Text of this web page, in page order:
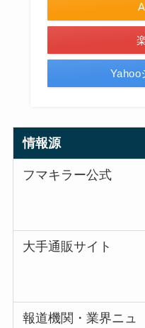
Yahoo
情報源
フマキラー公式
大手通販サイト
報道機関・業界ニュ